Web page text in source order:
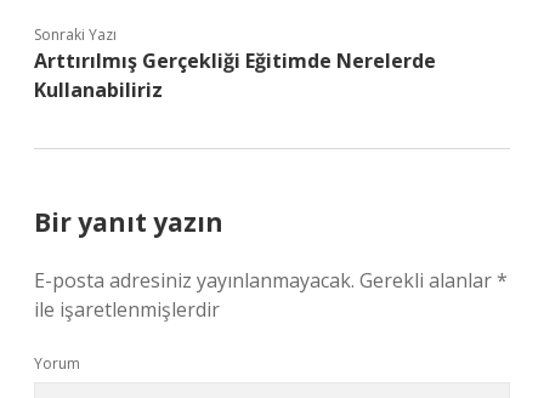
Sonraki Yazı
Arttırılmış Gerçekliği Eğitimde Nerelerde
Kullanabiliriz
Bir yanıt yazın
E-posta adresiniz yayınlanmayacak. Gerekli alanlar*
ile işaretlenmişlerdir
Yorum